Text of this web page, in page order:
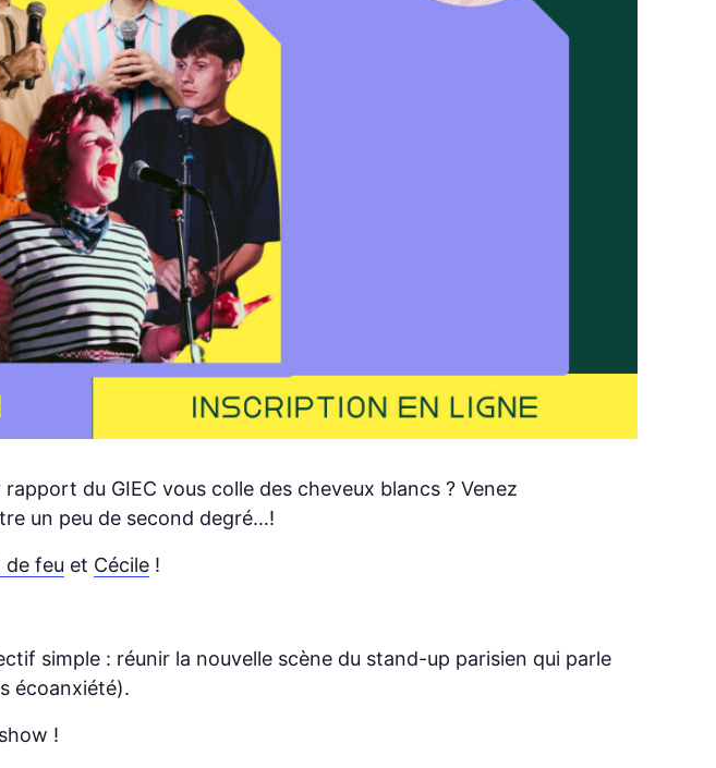
du GIEC vous colle des cheveux blancs ? Venez
un peu de second degré…!
de feu et Cécile !
simple : réunir la nouvelle scène du stand-up parisien qui parle
écoanxiété).
!